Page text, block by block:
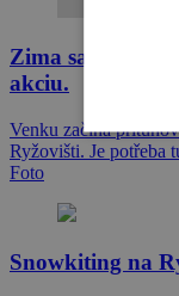
Zima sa blíži a
akciu.
Venku začíná
Ryžovišti. Je potřeba
Foto
Snowkiting na